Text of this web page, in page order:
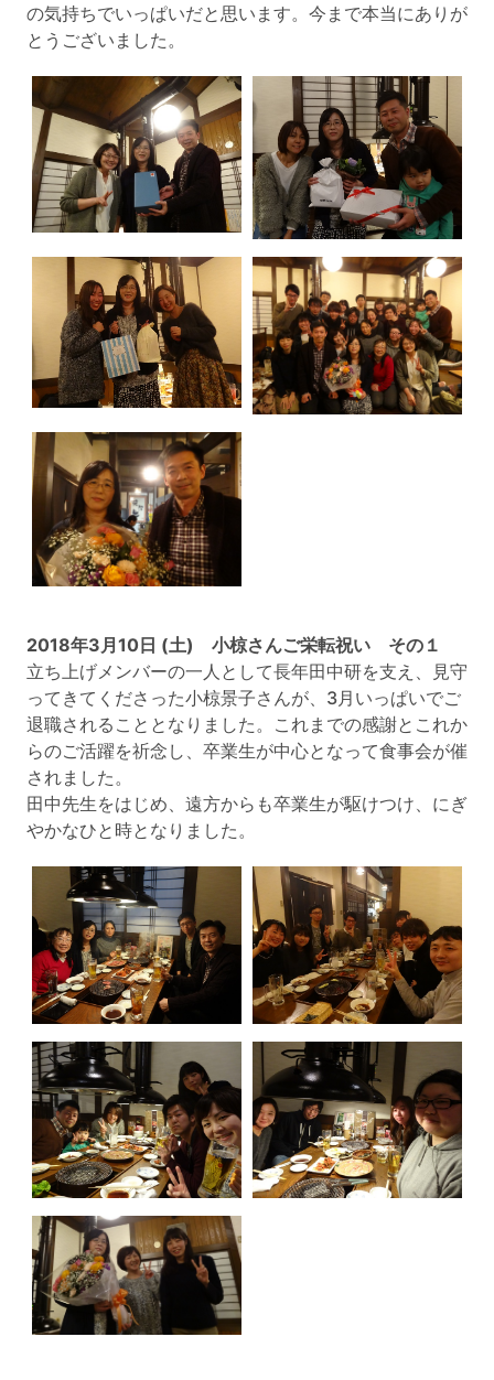
の気持ちでいっぱいだと思います。今まで本当にありが
とうございました。
2018年3月10日 (土) 小椋さんご栄転祝い その１
立ち上げメンバーの一人として長年田中研を支え、見守
ってきてくださった小椋景子さんが、3月いっぱいでご
退職されることとなりました。これまでの感謝とこれか
らのご活躍を祈念し、卒業生が中心となって食事会が催
されました。
田中先生をはじめ、遠方からも卒業生が駆けつけ、にぎ
やかなひと時となりました。